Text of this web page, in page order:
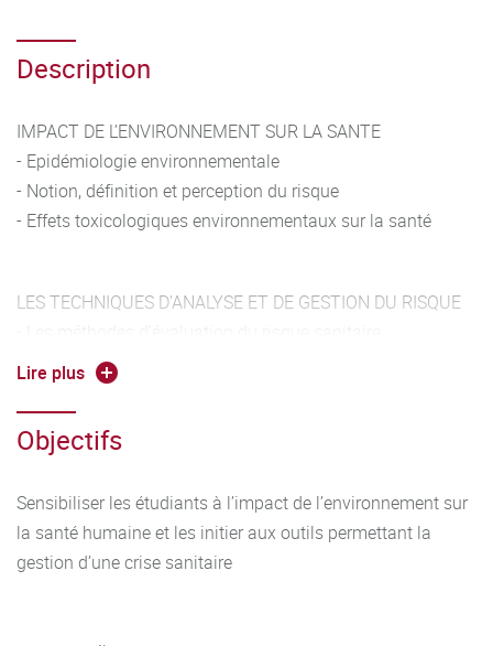
Description
IMPACT DE L’ENVIRONNEMENT SUR LA SANTE
- Epidémiologie environnementale
- Notion, définition et perception du risque
- Effets toxicologiques environnementaux sur la santé
LES TECHNIQUES D’ANALYSE ET DE GESTION DU RISQUE
- Les différentes structures et outils de toxicovigilance
- Définition des normes sanitaires et des stratégies de
contrôle
LES GRANDS RISQUES ENVIRONNEMENTAUX
- Risques sanitaires liés à l’alimentation, à la qualité de l’air,
Lire plus
Objectifs
Sensibiliser les étudiants à l’impact de l’environnement sur
la santé humaine et les initier aux outils permettant la
gestion d’une crise sanitaire